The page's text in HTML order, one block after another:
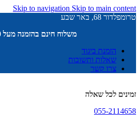
Skip to navigation Skip to main content
טרומפלדור 68, באר שבע
משלוח חינם בהזמנה מעל 300 ₪
הזמנת ביגוד
שאלות ותשובות
צרו קשר
זמינים לכל שאלה
055-2114658